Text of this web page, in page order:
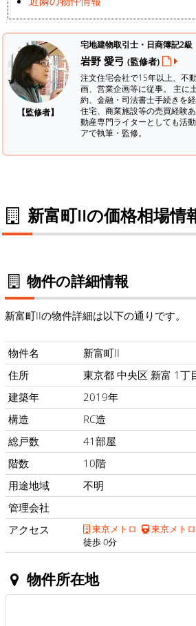
【監修者】
宅地建物取引士・日商簿記2級
岩野 愛弓 (監修者)
注文住宅会社で15年以上、不
画、営業企画等に従事。 主に
約、金融・司法書士手続きを経
住宅、商業施設等の売買経験
動産専門ライターとしても活
アで執筆・監修。
新富町IIの価格相場情
物件の詳細情報
新富町IIの物件詳細は以下の通りです。
物件名
新富町II
住所
東京都 中央区 新富 1丁
建築年
2019年
構造
RC造
総戸数
41部屋
階数
10階
用途地域
不明
管理会社
アクセス
東京メトロ 東京メト
徒歩 0分
物件所在地